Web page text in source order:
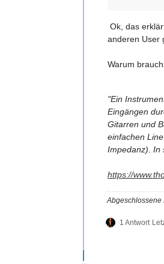
Ok, das
anderen User
Warum
"Ein
Eingängen
Gitarren und
einfachen
Impedanz). In
https://
Abgeschlossene
1 Antwort